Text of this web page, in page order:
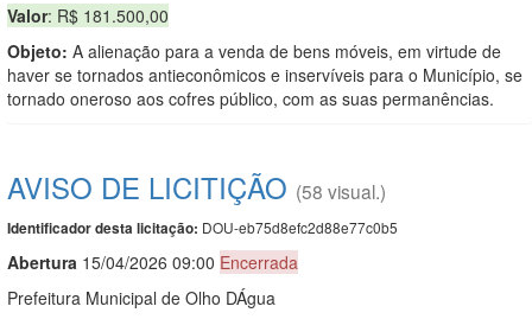
Valor: R$ 181.500,00
Objeto: A alienação para a venda de bens móveis, em virtude de
haver se tornados antieconômicos e inservíveis para o Município, se
tornado oneroso aos cofres público, com as suas permanências.
AVISO DE LICITIÇÃO (58 visual.)
Identificador desta licitação: DOU-eb75d8efc2d88e77c0b5
Abertura 15/04/2026 09:00 Encerrada
Prefeitura Municipal de Olho DÁgua